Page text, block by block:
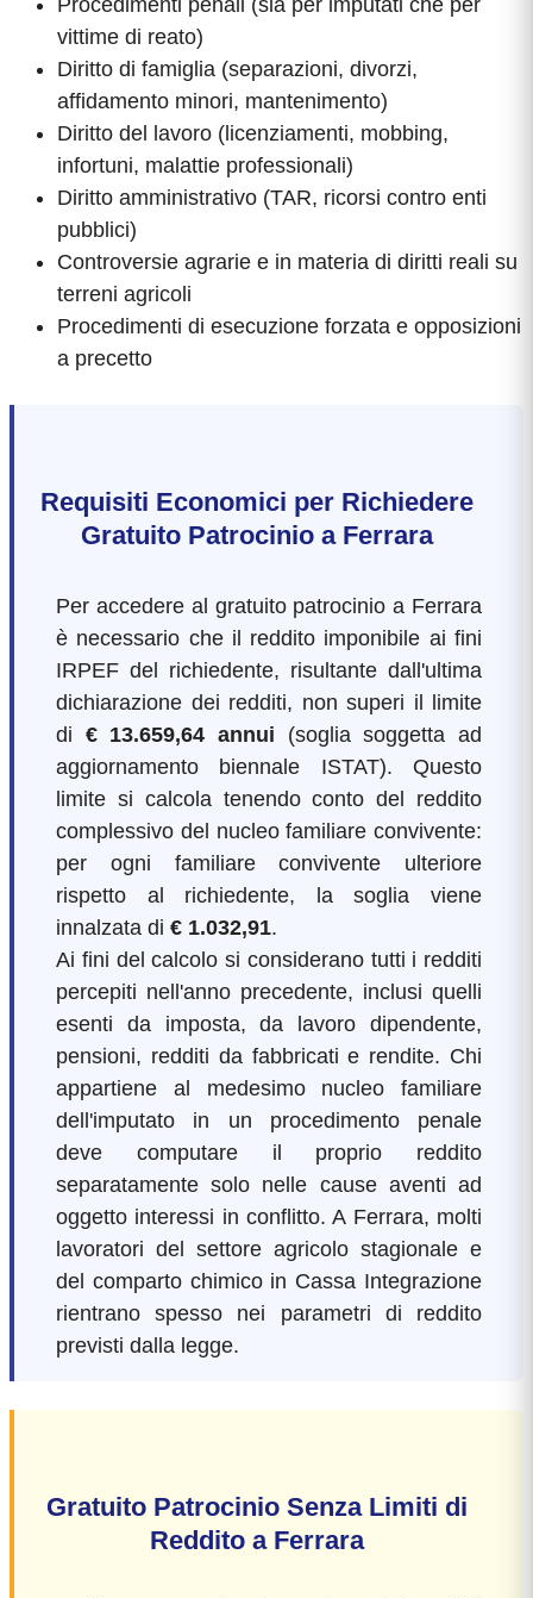
Procedimenti penali (sia per imputati che per
vittime di reato)
Diritto di famiglia (separazioni, divorzi,
affidamento minori, mantenimento)
Diritto del lavoro (licenziamenti, mobbing,
infortuni, malattie professionali)
Diritto amministrativo (TAR, ricorsi contro enti
pubblici)
Controversie agrarie e in materia di diritti reali su
terreni agricoli
Procedimenti di esecuzione forzata e opposizioni
a precetto
Requisiti Economici per Richiedere
Gratuito Patrocinio a Ferrara
Per accedere al gratuito patrocinio a Ferrara
è necessario che il reddito imponibile ai fini
IRPEF del richiedente, risultante dall'ultima
dichiarazione dei redditi, non superi il limite
di € 13.659,64 annui (soglia soggetta ad
aggiornamento biennale ISTAT). Questo
limite si calcola tenendo conto del reddito
complessivo del nucleo familiare convivente:
per ogni familiare convivente ulteriore
rispetto al richiedente, la soglia viene
innalzata di € 1.032,91.
Ai fini del calcolo si considerano tutti i redditi
percepiti nell'anno precedente, inclusi quelli
esenti da imposta, da lavoro dipendente,
pensioni, redditi da fabbricati e rendite. Chi
appartiene al medesimo nucleo familiare
dell'imputato in un procedimento penale
deve computare il proprio reddito
separatamente solo nelle cause aventi ad
oggetto interessi in conflitto. A Ferrara, molti
lavoratori del settore agricolo stagionale e
del comparto chimico in Cassa Integrazione
rientrano spesso nei parametri di reddito
previsti dalla legge.
Gratuito Patrocinio Senza Limiti di
Reddito a Ferrara